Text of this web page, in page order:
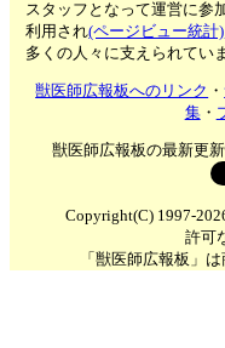
スタッフとなって運営に参
利用され(ページビュー統計)
多くの人々に支えられてい
獣医師広報板へのリンク ・
集・
獣医師広報板の最新更
Copyright(C) 1997-
許可
「獣医師広報板」